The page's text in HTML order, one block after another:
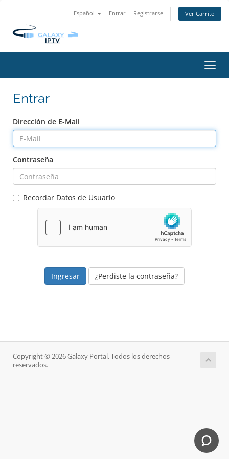
Español Entrar Registrarse Ver Carrito
Entrar
Dirección de E-Mail
Contraseña
Recordar Datos de Usuario
¿Perdiste la contraseña?
Copyright © 2026 Galaxy Portal. Todos los derechos
reservados.